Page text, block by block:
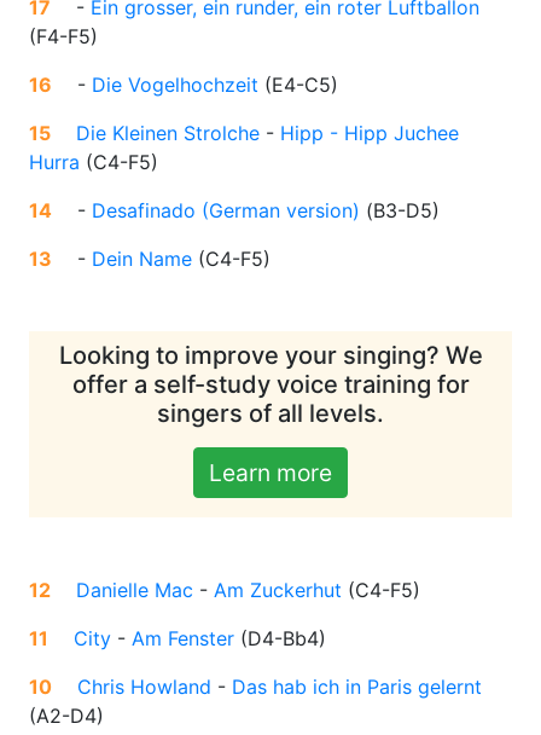
17
- Ein grosser, ein runder, ein roter Luftballon
(F4-F5)
16
- Die Vogelhochzeit (E4-C5)
15
Die Kleinen Strolche - Hipp - Hipp Juchee
Hurra (C4-F5)
14
- Desafinado (German version) (B3-D5)
13
- Dein Name (C4-F5)
Looking to improve your singing? We
offer a self-study voice training for
singers of all levels.
Learn more
12 Danielle Mac - Am Zuckerhut (C4-F5)
11
City - Am Fenster (D4-Bb4)
10
Chris Howland - Das hab ich in Paris gelernt
(A2-D4)